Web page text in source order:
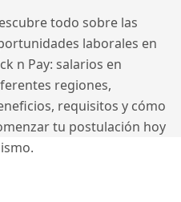
todo sobre las
laborales en
n Pay: salarios en
regiones,
requisitos y cómo
tu postulación hoy